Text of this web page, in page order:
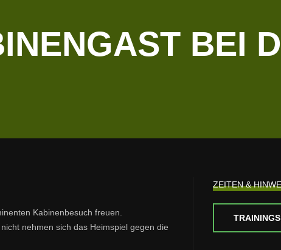
BEI
Kabinenbesuch freuen.
nehmen sich das Heimspiel gegen die
ZEITEN &